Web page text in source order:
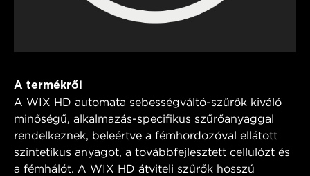
A termékről
A WIX HD automata sebességváltó-szűrők kiváló
minőségű, alkalmazás-specifikus szűrőanyaggal
rendelkeznek, beleértve a fémhordozóval ellátott
szintetikus anyagot, a továbbfejlesztett cellulózt és
a fémhálót. A WIX HD átviteli szűrők hosszú